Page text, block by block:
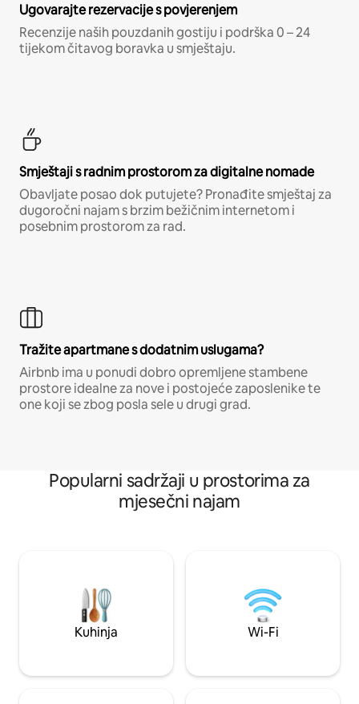
Ugovarajte rezervacije s povjerenjem
Recenzije naših pouzdanih gostiju i podrška 0 – 24
tijekom čitavog boravka u smještaju.
Smještaji s radnim prostorom za digitalne nomade
Obavljate posao dok putujete? Pronađite smještaj za
dugoročni najam s brzim bežičnim internetom i
posebnim prostorom za rad.
Tražite apartmane s dodatnim uslugama?
Airbnb ima u ponudi dobro opremljene stambene
prostore idealne za nove i postojeće zaposlenike te
one koji se zbog posla sele u drugi grad.
Popularni sadržaji u prostorima za
mjesečni najam
Kuhinja Wi-Fi